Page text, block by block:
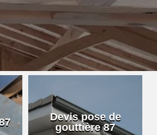
Devis pose de
gouttière 87